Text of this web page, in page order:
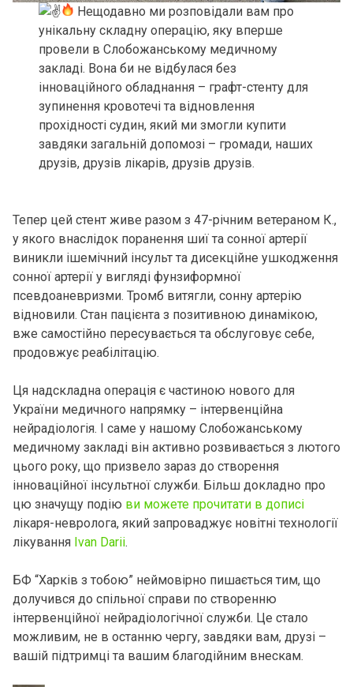
Нещодавно ми розповідали вам про
унікальну складну операцію, яку вперше
провели в Слобожанському медичному
закладі. Вона би не відбулася без
інноваційного обладнання – графт-стенту для
зупинення кровотечі та відновлення
прохідності судин, який ми змогли купити
завдяки загальній допомозі – громади, наших
друзів, друзів лікарів, друзів друзів.
Тепер цей стент живе разом з 47-річним ветераном К.,
у якого внаслідок поранення шиї та сонної артерії
виникли ішемічний інсульт та дисекційне ушкодження
сонної артерії у вигляді фунзиформної
псевдоаневризми. Тромб витягли, сонну артерію
відновили. Стан пацієнта з позитивною динамікою,
вже самостійно пересувається та обслуговує себе,
продовжує реабілітацію.
Ця надскладна операція є частиною нового для
України медичного напрямку – інтервенційна
нейрадіологія. І саме у нашому Слобожанському
медичному закладі він активно розвивається з лютого
цього року, що призвело зараз до створення
інноваційної інсультної служби. Більш докладно про
цю значущу подію ви можете прочитати в дописі
лікаря-невролога, який запроваджує новітні технології
лікування Ivan Darii.
БФ “Харків з тобою” неймовірно пишається тим, що
долучився до спільної справи по створенню
інтервенційної нейрадіологічної служби. Це стало
можливим, не в останню чергу, завдяки вам, друзі –
вашій підтримці та вашим благодійним внескам.